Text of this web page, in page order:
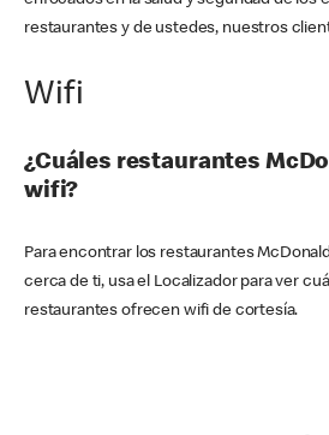
restaurantes y de ustedes, nuestros
Wifi
¿Cuáles restaurantes
wifi?
Para encontrar los restaurantes
cerca de ti, usa el Localizador para ver
restaurantes ofrecen wifi de cortesía.